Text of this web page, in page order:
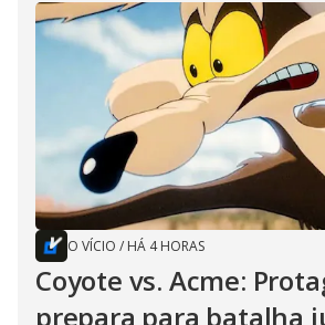
O VÍCIO / HÁ 4 HORAS
Coyote vs. Acme:
prepara para batalha